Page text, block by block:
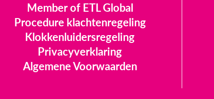
Member of ETL Global
Procedure klachtenregeling
Klokkenluidersregeling
Privacyverklaring
Algemene Voorwaarden